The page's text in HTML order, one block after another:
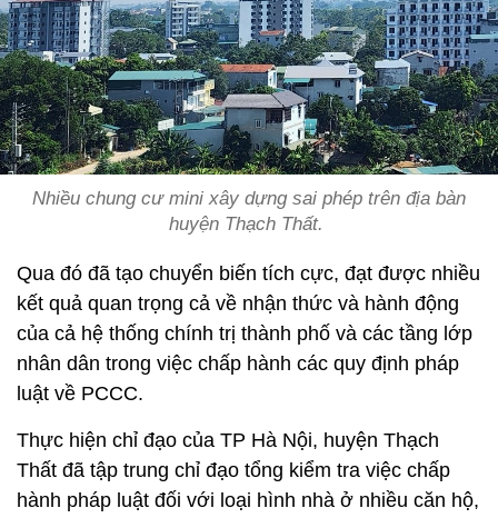
Nhiều chung cư mini xây dựng sai phép trên địa bàn
huyện Thạch Thất.
Qua đó đã tạo chuyển biến tích cực, đạt được nhiều
kết quả quan trọng cả về nhận thức và hành động
của cả hệ thống chính trị thành phố và các tầng lớp
nhân dân trong việc chấp hành các quy định pháp
luật về PCCC.
Thực hiện chỉ đạo của TP Hà Nội, huyện Thạch
Thất đã tập trung chỉ đạo tổng kiểm tra việc chấp
hành pháp luật đối với loại hình nhà ở nhiều căn hộ,